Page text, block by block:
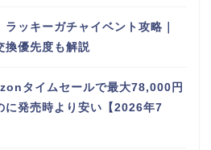
ラッキーガチャイベント攻略｜
換優先度も解説
タイムセールで最大78,000円
に発売時より安い【2026年7